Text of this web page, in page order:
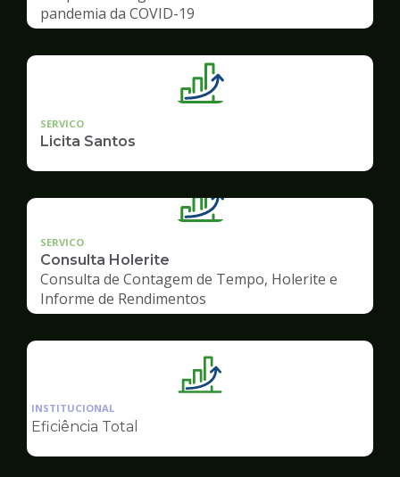
pandemia da COVID-19
SERVICO
Licita Santos
SERVICO
Consulta Holerite
Consulta de Contagem de Tempo, Holerite e
Informe de Rendimentos
Ilustração
Gestão
INSTITUCIONAL
Eficiência Total